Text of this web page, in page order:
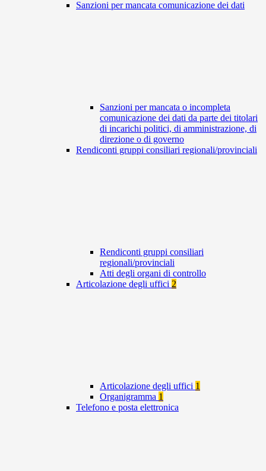
Sanzioni per mancata comunicazione dei dati
Sanzioni per mancata o incompleta
comunicazione dei dati da parte dei titolari
di incarichi politici, di amministrazione, di
direzione o di governo
Rendiconti gruppi consiliari regionali/provinciali
Rendiconti gruppi consiliari
regionali/provinciali
Atti degli organi di controllo
Articolazione degli uffici 2
Articolazione degli uffici 1
Organigramma 1
Telefono e posta elettronica